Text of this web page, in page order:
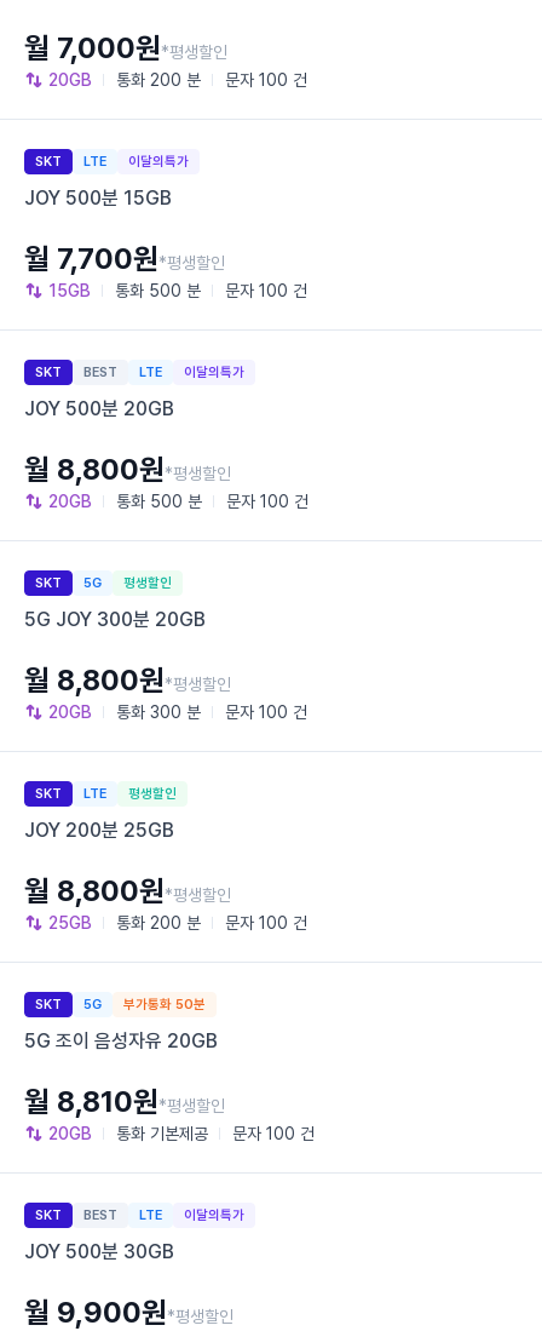
20GB 통화 200 분 문자 100 건
월 7,000원*평생할인
SKT LTE 이달의특가
JOY 500분 15GB
15GB 통화 500 분 문자 100 건
월 7,700원*평생할인
SKT BEST LTE 이달의특가
JOY 500분 20GB
20GB 통화 500 분 문자 100 건
월 8,800원*평생할인
SKT 5G 평생할인
5G JOY 300분 20GB
20GB 통화 300 분 문자 100 건
월 8,800원*평생할인
SKT LTE 평생할인
JOY 200분 25GB
25GB 통화 200 분 문자 100 건
월 8,800원*평생할인
SKT 5G 부가통화 50분
5G 조이 음성자유 20GB
20GB 통화 기본제공 문자 100 건
월 8,810원*평생할인
SKT BEST LTE 이달의특가
JOY 500분 30GB
월 9,900원*평생할인